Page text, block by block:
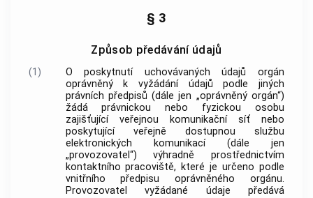
§ 3
Způsob předávání údajů
(1)
O poskytnutí uchovávaných údajů orgán
oprávněný k vyžádání údajů podle jiných
právních předpisů (dále jen „oprávněný orgán“)
žádá právnickou nebo fyzickou osobu
zajišťující veřejnou komunikační síťnebo
poskytující veřejně dostupnou službu
elektronických komunikací (dále jen
„provozovatel“) výhradně prostřednictvím
kontaktního pracoviště, které je určeno podle
vnitřního předpisu oprávněného orgánu.
Provozovatel vyžádané údaje předává